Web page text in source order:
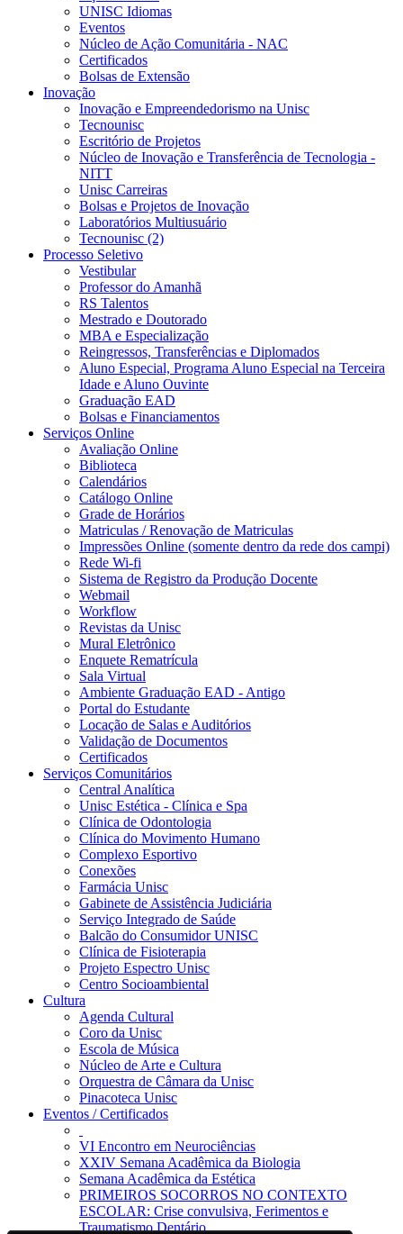
UNISC Idiomas
Eventos
Núcleo de Ação Comunitária - NAC
Certificados
Bolsas de Extensão
Inovação
Inovação e Empreendedorismo na Unisc
Tecnounisc
Escritório de Projetos
Núcleo de Inovação e Transferência de Tecnologia -
NITT
Unisc Carreiras
Bolsas e Projetos de Inovação
Laboratórios Multiusuário
Tecnounisc (2)
Processo Seletivo
Vestibular
Professor do Amanhã
RS Talentos
Mestrado e Doutorado
MBA e Especialização
Reingressos, Transferências e Diplomados
Aluno Especial, Programa Aluno Especial na Terceira
Idade e Aluno Ouvinte
Graduação EAD
Bolsas e Financiamentos
Serviços Online
Avaliação Online
Biblioteca
Calendários
Catálogo Online
Grade de Horários
Matriculas / Renovação de Matriculas
Impressões Online (somente dentro da rede dos campi)
Rede Wi-fi
Sistema de Registro da Produção Docente
Webmail
Workflow
Revistas da Unisc
Mural Eletrônico
Enquete Rematrícula
Sala Virtual
Ambiente Graduação EAD - Antigo
Portal do Estudante
Locação de Salas e Auditórios
Validação de Documentos
Certificados
Serviços Comunitários
Central Analítica
Unisc Estética - Clínica e Spa
Clínica de Odontologia
Clínica do Movimento Humano
Complexo Esportivo
Conexões
Farmácia Unisc
Gabinete de Assistência Judiciária
Serviço Integrado de Saúde
Balcão do Consumidor UNISC
Clínica de Fisioterapia
Projeto Espectro Unisc
Centro Socioambiental
Cultura
Agenda Cultural
Coro da Unisc
Escola de Música
Núcleo de Arte e Cultura
Orquestra de Câmara da Unisc
Pinacoteca Unisc
Eventos / Certificados
VI Encontro em Neurociências
XXIV Semana Acadêmica da Biologia
Semana Acadêmica da Estética
PRIMEIROS SOCORROS NO CONTEXTO
ESCOLAR: Crise convulsiva, Ferimentos e
Traumatismo Dentário